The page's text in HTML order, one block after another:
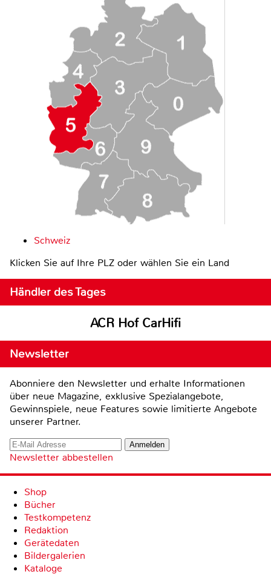
Schweiz
Klicken Sie auf Ihre PLZ oder wählen Sie ein Land
Händler des Tages
ACR Hof CarHifi
Newsletter
Abonniere den Newsletter und erhalte Informationen
über neue Magazine, exklusive Spezialangebote,
Gewinnspiele, neue Features sowie limitierte Angebote
unserer Partner.
Newsletter abbestellen
Shop
Bücher
Testkompetenz
Redaktion
Gerätedaten
Bildergalerien
Kataloge